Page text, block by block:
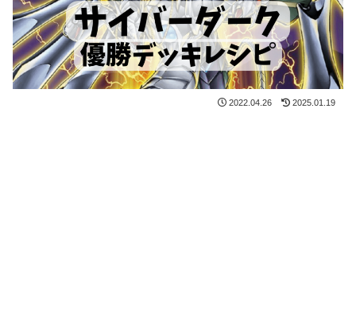
2022.04.26 2025.01.19